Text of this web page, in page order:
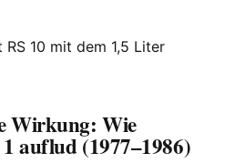
Wirkung: Wie
auflud (1977–1986)